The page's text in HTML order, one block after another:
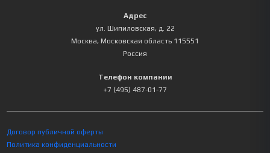
Адрес
ул. Шипиловская, д. 22
Москва, Московская область 115551
Россия
Телефон компании
+7 (495) 487-01-77
Договор публичной оферты
Политика конфиденциальности